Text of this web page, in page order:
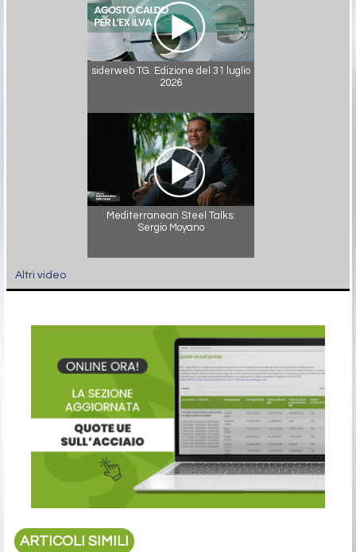
siderweb TG. Edizione del 31 luglio
2026
Mediterranean Steel Talks:
Sergio Moyano
Altri video
ARTICOLI SIMILI